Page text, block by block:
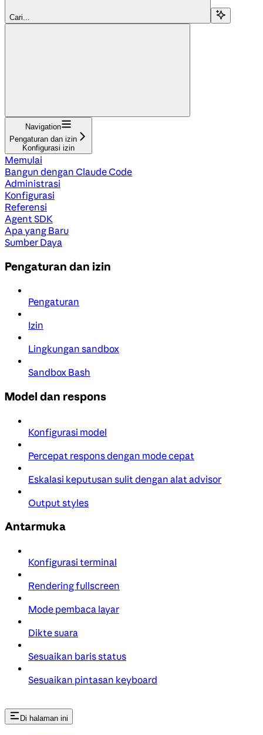
Cari...
Navigation
Pengaturan dan izin
Konfigurasi izin
Memulai
Bangun dengan Claude Code
Administrasi
Konfigurasi
Referensi
Agent SDK
Apa yang Baru
Sumber Daya
Pengaturan dan izin
Pengaturan
Izin
Lingkungan sandbox
Sandbox Bash
Model dan respons
Konfigurasi model
Percepat respons dengan mode cepat
Eskalasi keputusan sulit dengan alat advisor
Output styles
Antarmuka
Konfigurasi terminal
Rendering fullscreen
Mode pembaca layar
Dikte suara
Sesuaikan baris status
Sesuaikan pintasan keyboard
Di halaman ini